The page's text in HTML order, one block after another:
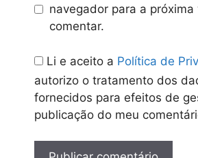
navegador para a próxima
comentar.
Li e aceito a Política de
autorizo o tratamento dos
fornecidos para efeitos de
publicação do meu